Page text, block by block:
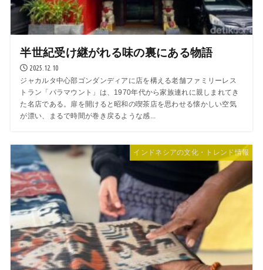
半世紀受け継がれる味の裏にある物語
2025.12.10
ジャカルタ中心部ゴンダンディアに店を構える老舗ファミリーレス
トラン「パラマウント」は、1970年代から家族連れに親しまれてき
た名店である。扉を開けると昭和の喫茶店を思わせる懐かしい空気
が漂い、まるで時間が巻き戻るような感...
インドネシアの文化・トレンド情報